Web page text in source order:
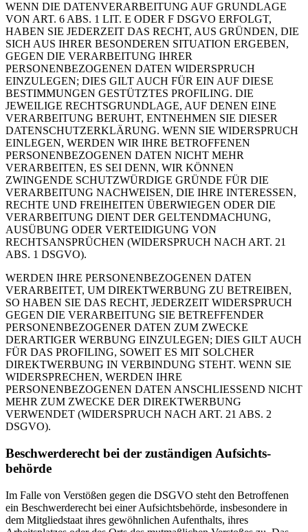
WENN DIE DATENVERARBEITUNG AUF GRUNDLAGE
VON ART. 6 ABS. 1 LIT. E ODER F DSGVO ERFOLGT,
HABEN SIE JEDERZEIT DAS RECHT, AUS GRÜNDEN, DIE
SICH AUS IHRER BESONDEREN SITUATION ERGEBEN,
GEGEN DIE VERARBEITUNG IHRER
PERSONENBEZOGENEN DATEN WIDERSPRUCH
EINZULEGEN; DIES GILT AUCH FÜR EIN AUF DIESE
BESTIMMUNGEN GESTÜTZTES PROFILING. DIE
JEWEILIGE RECHTSGRUNDLAGE, AUF DENEN EINE
VERARBEITUNG BERUHT, ENTNEHMEN SIE DIESER
DATENSCHUTZERKLÄRUNG. WENN SIE WIDERSPRUCH
EINLEGEN, WERDEN WIR IHRE BETROFFENEN
PERSONENBEZOGENEN DATEN NICHT MEHR
VERARBEITEN, ES SEI DENN, WIR KÖNNEN
ZWINGENDE SCHUTZWÜRDIGE GRÜNDE FÜR DIE
VERARBEITUNG NACHWEISEN, DIE IHRE INTERESSEN,
RECHTE UND FREIHEITEN ÜBERWIEGEN ODER DIE
VERARBEITUNG DIENT DER GELTENDMACHUNG,
AUSÜBUNG ODER VERTEIDIGUNG VON
RECHTSANSPRÜCHEN (WIDERSPRUCH NACH ART. 21
ABS. 1 DSGVO).
WERDEN IHRE PERSONENBEZOGENEN DATEN
VERARBEITET, UM DIREKTWERBUNG ZU BETREIBEN,
SO HABEN SIE DAS RECHT, JEDERZEIT WIDERSPRUCH
GEGEN DIE VERARBEITUNG SIE BETREFFENDER
PERSONENBEZOGENER DATEN ZUM ZWECKE
DERARTIGER WERBUNG EINZULEGEN; DIES GILT AUCH
FÜR DAS PROFILING, SOWEIT ES MIT SOLCHER
DIREKTWERBUNG IN VERBINDUNG STEHT. WENN SIE
WIDERSPRECHEN, WERDEN IHRE
PERSONENBEZOGENEN DATEN ANSCHLIESSEND NICHT
MEHR ZUM ZWECKE DER DIREKTWERBUNG
VERWENDET (WIDERSPRUCH NACH ART. 21 ABS. 2
DSGVO).
Beschwerde­recht bei der zuständigen Aufsichts­
behörde
Im Falle von Verstößen gegen die DSGVO steht den Betroffenen
ein Beschwerderecht bei einer Aufsichtsbehörde, insbesondere in
dem Mitgliedstaat ihres gewöhnlichen Aufenthalts, ihres